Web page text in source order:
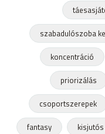
szabadulószoba
koncentráció
priorizálás
csoportszerepek
fantasy